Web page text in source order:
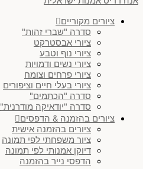
ציורים מקוריים
סדרה "שברי זהות"
ציורי אבסטרקט
ציורי נוף וטבע
ציורי נשים ודמויות
ציורי פרחים וצומח
ציורי בעלי חיים וציפורים
סדרה "הכתמים"
סדרה "יודאיקה מודרנית"
ציורים בהזמנה & הדפסים
ציורים בהזמנה אישית
ציור משפחתי לפי תמונה
דיוקן אמנותי לפי תמונה
הדפסי נייר בהזמנה